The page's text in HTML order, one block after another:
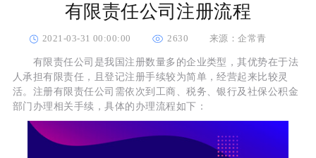
有限责任公司注册流程
2021-03-31 00:00:00 2630 来源：企常青
有限责任公司是我国注册数量多的企业类型，其优势在于法
人承担有限责任，且登记注册手续较为简单，经营起来比较灵
活。注册有限责任公司需依次到工商、税务、银行及社保公积金
部门办理相关手续，具体的办理流程如下：